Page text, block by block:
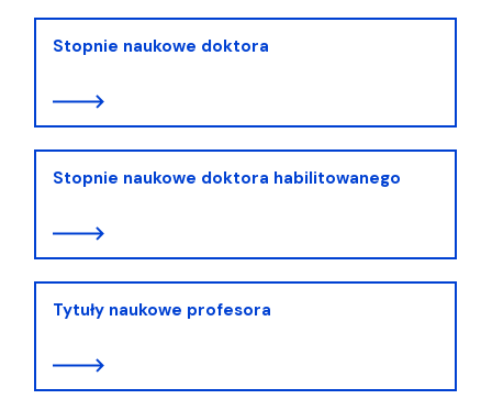
Stopnie naukowe doktora
Stopnie naukowe doktora habilitowanego
Tytuły naukowe profesora